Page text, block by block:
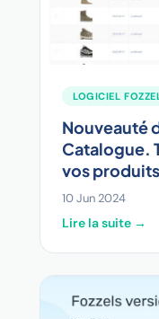
LOGICIEL
Nouveauté
Catalogue.
vos
10 Jun 2024
Lire la suite →